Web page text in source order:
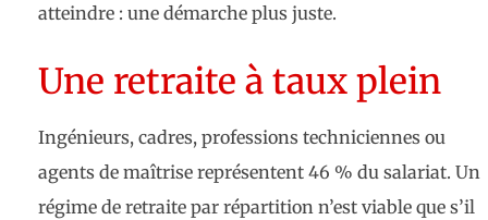
atteindre : une démarche plus juste.
Une retraite à taux plein
Ingénieurs, cadres, professions techniciennes ou
agents de maîtrise représentent 46 % du salariat. Un
régime de retraite par répartition n’est viable que s’il